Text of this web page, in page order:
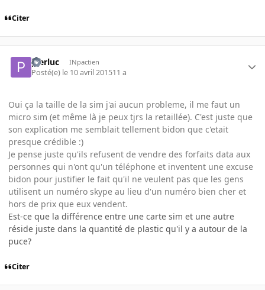
Citer
pierluc INpactien
Posté(e) le 10 avril 201511 a
Oui ça la taille de la sim j'ai aucun probleme, il me faut un
micro sim (et même là je peux tjrs la retaillée). C'est juste que
son explication me semblait tellement bidon que c'etait
presque crédible :)
Je pense juste qu'ils refusent de vendre des forfaits data aux
personnes qui n'ont qu'un téléphone et inventent une excuse
bidon pour justifier le fait qu'il ne veulent pas que les gens
utilisent un numéro skype au lieu d'un numéro bien cher et
hors de prix que eux vendent.
Est-ce que la différence entre une carte sim et une autre
réside juste dans la quantité de plastic qu'il y a autour de la
puce?
Citer